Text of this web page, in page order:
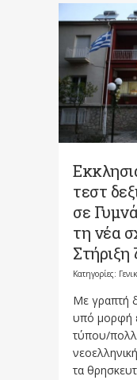
τεστ
σε
τη νέα
Στήριξη
Κατηγορίες:
Με γραπτή
υπό μορφή
τύπου/
τα